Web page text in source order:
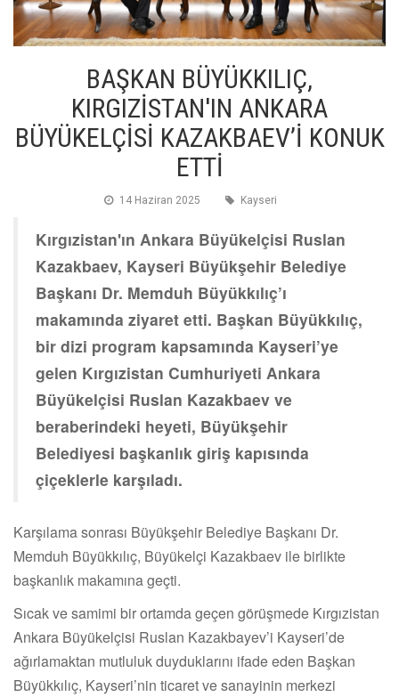
BAŞKAN BÜYÜKKILIÇ,
KIRGIZİSTAN'IN ANKARA
BÜYÜKELÇİSİ KAZAKBAEV’İ KONUK
ETTİ
14 Haziran 2025 Kayseri
Kırgızistan'ın Ankara Büyükelçisi Ruslan
Kazakbaev, Kayseri Büyükşehir Belediye
Başkanı Dr. Memduh Büyükkılıç’ı
makamında ziyaret etti. Başkan Büyükkılıç,
bir dizi program kapsamında Kayseri’ye
gelen Kırgızistan Cumhuriyeti Ankara
Büyükelçisi Ruslan Kazakbaev ve
beraberindeki heyeti, Büyükşehir
Belediyesi başkanlık giriş kapısında
çiçeklerle karşıladı.
Karşılama sonrası Büyükşehir Belediye Başkanı Dr.
Memduh Büyükkılıç, Büyükelçi Kazakbaev ile birlikte
başkanlık makamına geçti.
Sıcak ve samimi bir ortamda geçen görüşmede Kırgızistan
Ankara Büyükelçisi Ruslan Kazakbayev’i Kayseri’de
ağırlamaktan mutluluk duyduklarını ifade eden Başkan
Büyükkılıç, Kayseri’nin ticaret ve sanayinin merkezi